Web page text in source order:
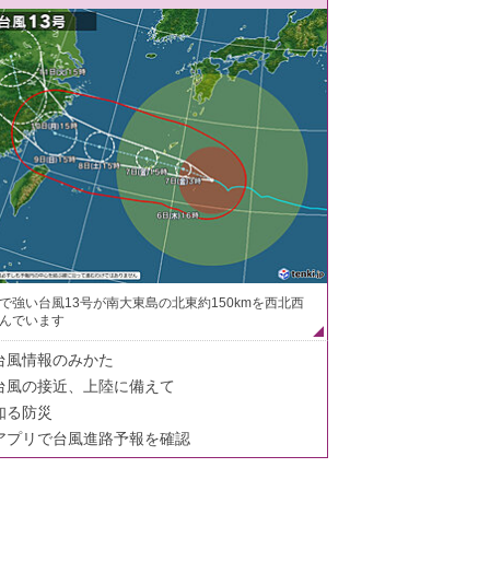
強い台風13号が南大東島の北東約150kmを西北西
でいます
風情報のみかた
風の接近、上陸に備えて
る防災
プリで台風進路予報を確認